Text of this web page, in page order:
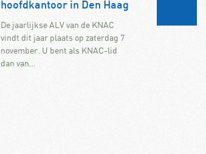
hoofdkantoor in Den Haag
De jaarlijkse ALV van de KNAC
vindt dit jaar plaats op zaterdag 7
november. U bent als KNAC-lid
dan van…